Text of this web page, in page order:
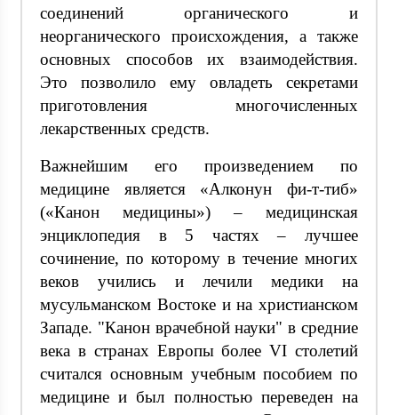
соединений органического и
неорганического происхождения, а также
основных способов их взаимодействия.
Это позволило ему овладеть секретами
приготовления многочисленных
лекарственных средств.
Важнейшим его произведением по
медицине является «Алконун фи-т-тиб»
(«Канон медицины») – медицинская
энциклопедия в 5 частях – лучшее
сочинение, по которому в течение многих
веков учились и лечили медики на
мусульманском Востоке и на христианском
Западе. "Канон врачебной науки" в средние
века в странах Европы более VI столетий
считался основным учебным пособием по
медицине и был полностью переведен на